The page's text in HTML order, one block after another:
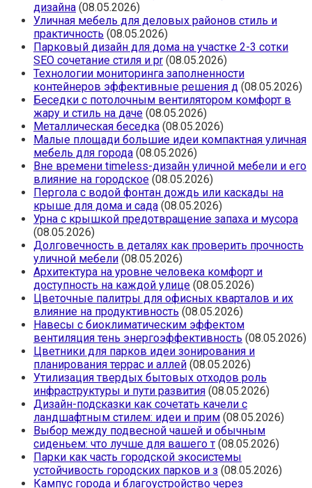
дизайна (08.05.2026)
Уличная мебель для деловых районов стиль и
практичность (08.05.2026)
Парковый дизайн для дома на участке 2-3 сотки
SEO сочетание стиля и pr (08.05.2026)
Технологии мониторинга заполненности
контейнеров эффективные решения д (08.05.2026)
Беседки с потолочным вентилятором комфорт в
жару и стиль на даче (08.05.2026)
Металлическая беседка (08.05.2026)
Малые площади большие идеи компактная уличная
мебель для города (08.05.2026)
Вне времени timeless-дизайн уличной мебели и его
влияние на городское (08.05.2026)
Пергола с водой фонтан дождь или каскады на
крыше для дома и сада (08.05.2026)
Урна с крышкой предотвращение запаха и мусора
(08.05.2026)
Долговечность в деталях как проверить прочность
уличной мебели (08.05.2026)
Архитектура на уровне человека комфорт и
доступность на каждой улице (08.05.2026)
Цветочные палитры для офисных кварталов и их
влияние на продуктивность (08.05.2026)
Навесы с биоклиматическим эффектом
вентиляция тень энергоэффективность (08.05.2026)
Цветники для парков идеи зонирования и
планирования террас и аллей (08.05.2026)
Утилизация твердых бытовых отходов роль
инфраструктуры и пути развития (08.05.2026)
Дизайн-подсказки как сочетать качели с
ландшафтным стилем: идеи и прим (08.05.2026)
Выбор между подвесной чашей и обычным
сиденьем: что лучше для вашего т (08.05.2026)
Парки как часть городской экосистемы
устойчивость городских парков и з (08.05.2026)
Кампус города и благоустройство через